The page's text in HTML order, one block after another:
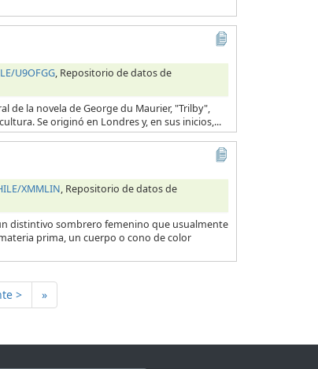
U9OFGG, Repositorio de datos de
de la novela de George du Maurier, "Trilby",
Se originó en Londres y, en sus inicios,...
XMMLIN, Repositorio de datos de
distintivo sombrero femenino que usualmente
prima, un cuerpo o cono de color
> »